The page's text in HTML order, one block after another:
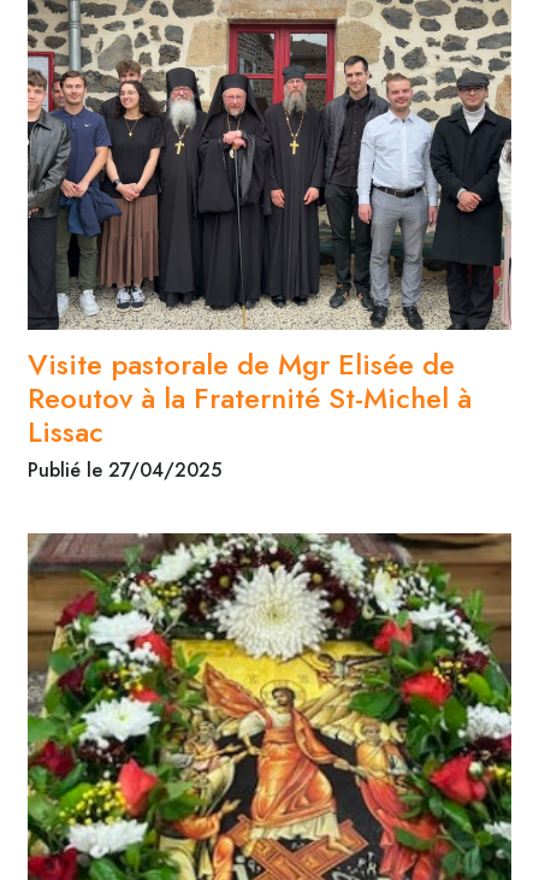
Visite pastorale de Mgr Elisée de
Reoutov à la Fraternité St-Michel à
Lissac
Publié le 27/04/2025